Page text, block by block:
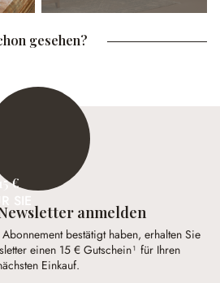
gesehen?
15 €
anmelden
bestätigt haben, erhalten Sie
einen 15 € Gutschein¹ für Ihren
Einkauf.